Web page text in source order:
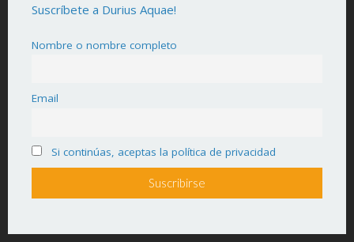
Suscríbete a Durius Aquae!
Nombre o nombre completo
Email
Si continúas, aceptas la política de privacidad